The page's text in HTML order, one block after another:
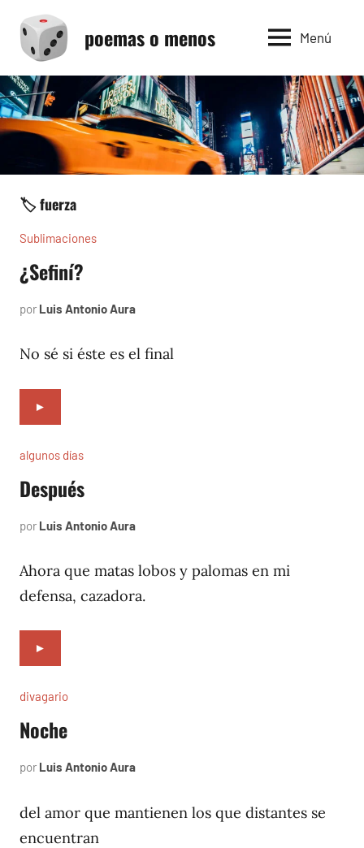
contenido
poemas o menos Menú
🏷️ fuerza
Sublimaciones
¿Sefiní?
por Luis Antonio Aura
2023
No sé si éste es el final
►
algunos días
Después
por Luis Antonio Aura
1997
Ahora que matas lobos y palomas en mi
defensa, cazadora.
►
divagario
Noche
por Luis Antonio Aura
1994
del amor que mantienen los que distantes se
encuentran